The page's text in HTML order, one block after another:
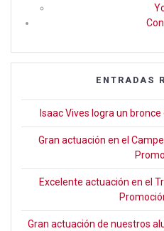
ENTRADAS
Isaac Vives logra un
Gran actuación en el
Excelente actuación en el
Gran actuación de nuestros